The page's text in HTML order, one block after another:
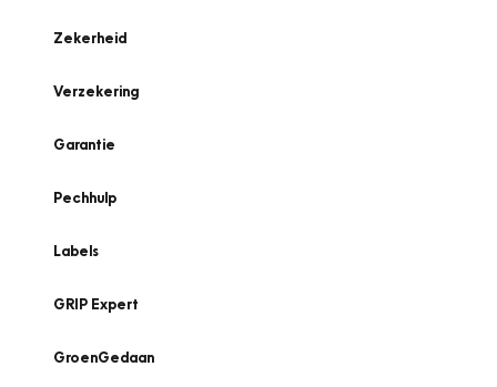
Zekerheid
Verzekering
Garantie
Pechhulp
Labels
GRIP Expert
GroenGedaan